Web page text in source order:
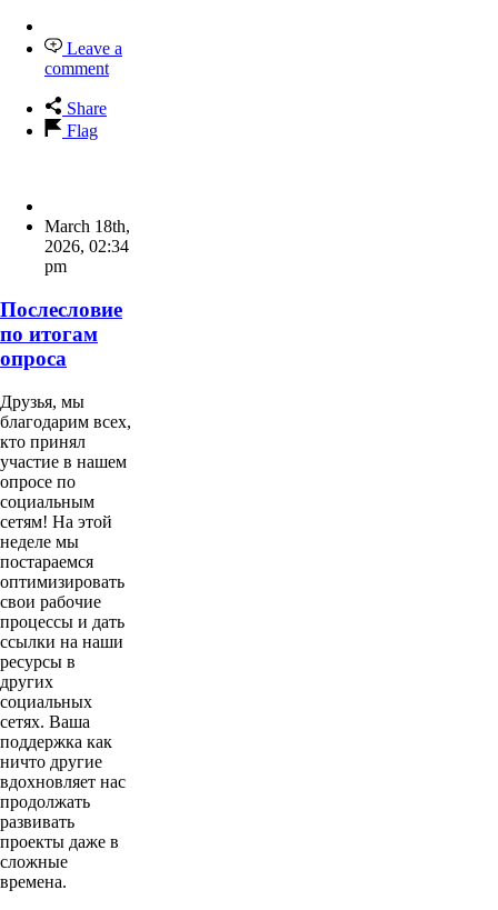
Leave a
comment
Share
Flag
March 18th,
2026, 02:34
pm
Послесловие
по итогам
опроса
Друзья, мы
благодарим всех,
кто принял
участие в нашем
опросе по
социальным
сетям! На этой
неделе мы
постараемся
оптимизировать
свои рабочие
процессы и дать
ссылки на наши
ресурсы в
других
социальных
сетях. Ваша
поддержка как
ничто другие
вдохновляет нас
продолжать
развивать
проекты даже в
сложные
времена.